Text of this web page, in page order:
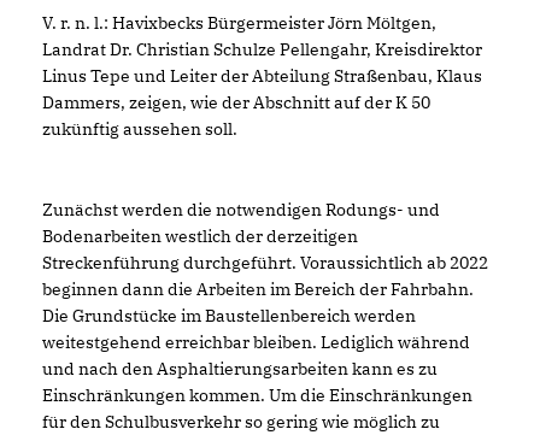
V. r. n. l.: Havixbecks Bürgermeister Jörn Möltgen,
Landrat Dr. Christian Schulze Pellengahr, Kreisdirektor
Linus Tepe und Leiter der Abteilung Straßenbau, Klaus
Dammers, zeigen, wie der Abschnitt auf der K 50
zukünftig aussehen soll.
Zunächst werden die notwendigen Rodungs- und
Bodenarbeiten westlich der derzeitigen
Streckenführung durchgeführt. Voraussichtlich ab 2022
beginnen dann die Arbeiten im Bereich der Fahrbahn.
Die Grundstücke im Baustellenbereich werden
weitestgehend erreichbar bleiben. Lediglich während
und nach den Asphaltierungsarbeiten kann es zu
Einschränkungen kommen. Um die Einschränkungen
für den Schulbusverkehr so gering wie möglich zu